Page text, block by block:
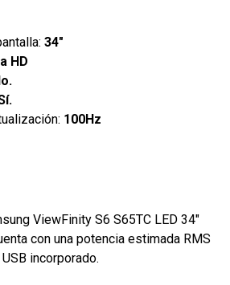
34"
HD
100Hz
ViewFinity S6 S65TC LED 34"
con una potencia estimada RMS
incorporado.